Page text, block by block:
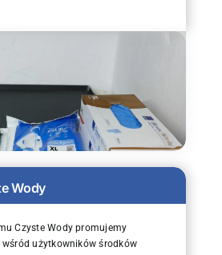
Wody
Czyste Wody promujemy
użytkowników środków